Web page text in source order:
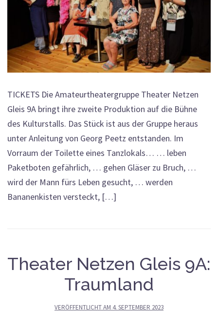
TICKETS Die Amateurtheatergruppe Theater Netzen
Gleis 9A bringt ihre zweite Produktion auf die Bühne
des Kulturstalls. Das Stück ist aus der Gruppe heraus
unter Anleitung von Georg Peetz entstanden. Im
Vorraum der Toilette eines Tanzlokals… … leben
Paketboten gefährlich, … gehen Gläser zu Bruch, …
wird der Mann fürs Leben gesucht, … werden
Bananenkisten versteckt, […]
Theater Netzen Gleis 9A:
Traumland
VERÖFFENTLICHT AM 4. SEPTEMBER 2023